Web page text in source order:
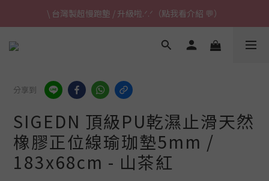
\ 台灣製超慢跑墊 / 升級啦.ᐟ.ᐟ（點我看介紹 💬）
\ 台灣製超慢跑墊 / 升級啦.ᐟ.ᐟ（點我看介紹 💬）
✈ 港澳免運｜滿HK$1,239免運 (指定商品)
分享到
SIGEDN 頂級PU乾濕止滑天然
橡膠正位線瑜珈墊5mm /
183x68cm - 山茶紅